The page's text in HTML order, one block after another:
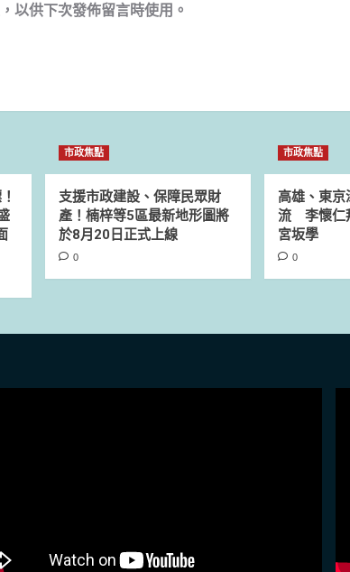
以供下次發佈留言時使用。
市政焦點
支援市政建設、保障民眾財
產！楠梓等5區最新地形圖將
於8月20日正式上線
0
市政焦點
高雄、東
流 李懷仁
宮坂學
0